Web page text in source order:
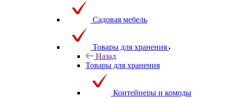
Садовая мебель
Товары для хранения
Назад
Товары для хранения
Контейнеры и комоды